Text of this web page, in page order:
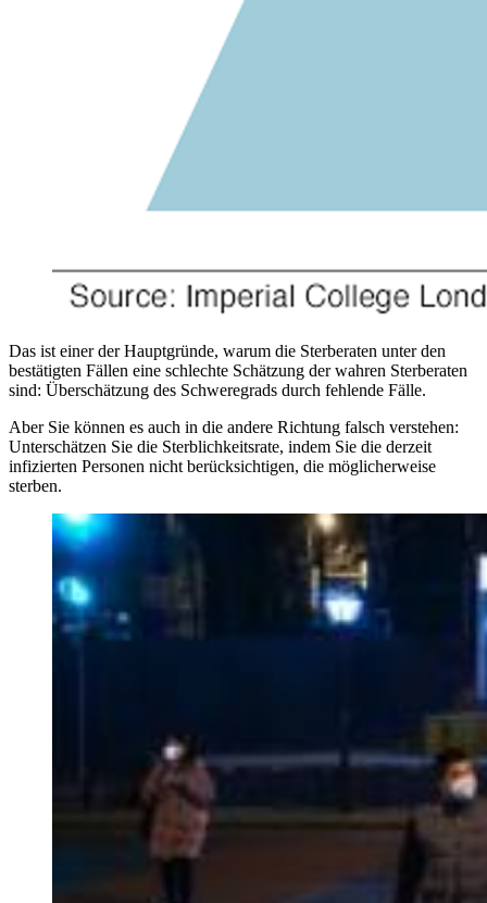
Das ist einer der Hauptgründe, warum die Sterberaten unter den
bestätigten Fällen eine schlechte Schätzung der wahren Sterberaten
sind: Überschätzung des Schweregrads durch fehlende Fälle.
Aber Sie können es auch in die andere Richtung falsch verstehen:
Unterschätzen Sie die Sterblichkeitsrate, indem Sie die derzeit
infizierten Personen nicht berücksichtigen, die möglicherweise
sterben.